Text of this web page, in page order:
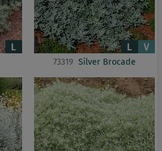
73319 Silver Brocade